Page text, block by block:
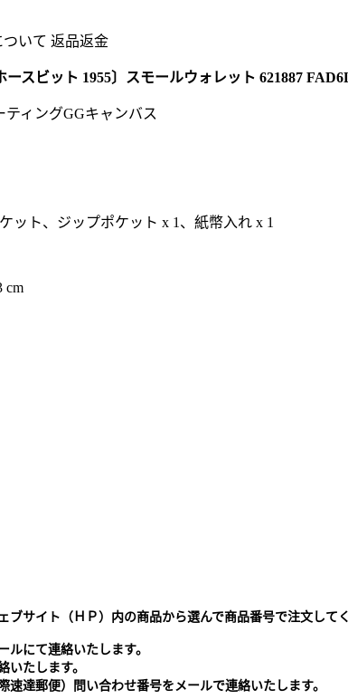
ついて 返品返金
ースビット 1955〕スモールウォレット 621887
ィングGGキャンバス
ット、ジップポケット x 1、紙幣入れ x 1
cm
ブサイト（ＨＰ）内の商品から選んで商品番号で注文して
ルにて連絡いたします。
いたします。
速達郵便）問い合わせ番号をメールで連絡いたします。